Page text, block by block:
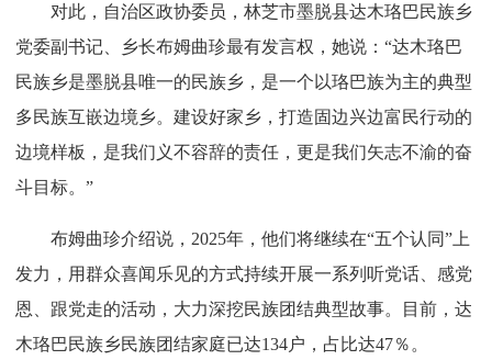
对此，自治区政协委员，林芝市墨脱县达木珞巴民族乡
党委副书记、乡长布姆曲珍最有发言权，她说：“达木珞巴
民族乡是墨脱县唯一的民族乡，是一个以珞巴族为主的典型
多民族互嵌边境乡。建设好家乡，打造固边兴边富民行动的
边境样板，是我们义不容辞的责任，更是我们矢志不渝的奋
斗目标。”
布姆曲珍介绍说，2025年，他们将继续在“五个认同”上
发力，用群众喜闻乐见的方式持续开展一系列听党话、感党
恩、跟党走的活动，大力深挖民族团结典型故事。目前，达
木珞巴民族乡民族团结家庭已达134户，占比达47％。